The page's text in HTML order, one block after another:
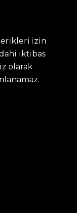
izin
iktibas
olarak